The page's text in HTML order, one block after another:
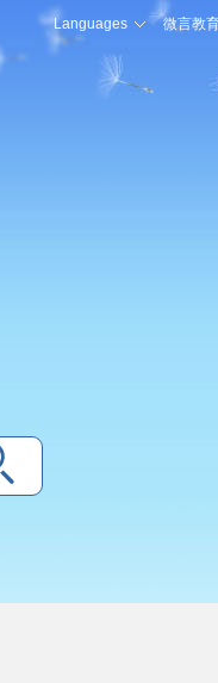
Languages 微言教